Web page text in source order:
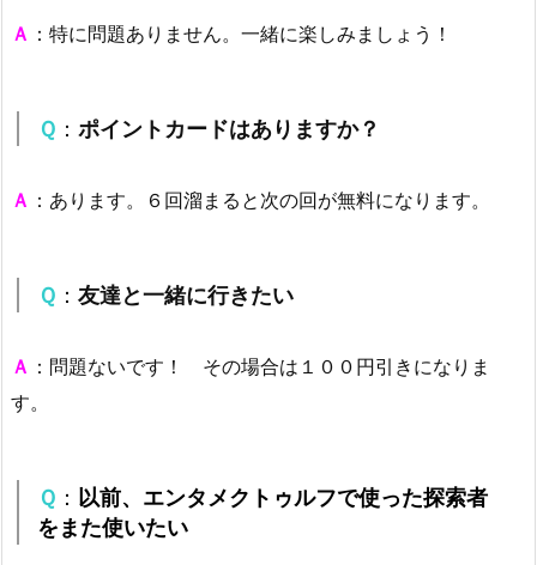
Ａ ：特に問題ありません。一緒に楽しみましょう！
Ｑ ： ポイントカードはありますか？
Ａ ：あります。６回溜まると次の回が無料になります。
Ｑ ： 友達と一緒に行きたい
Ａ ：問題ないです！ その場合は１００円引きになりま
す。
Ｑ ： 以前、エンタメクトゥルフで使った探索者
をまた使いたい